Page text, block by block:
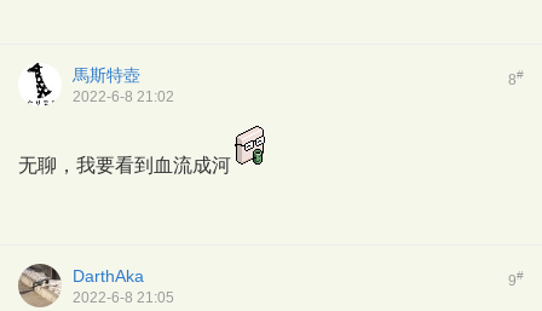
8#
馬斯特壺
2022-6-8 21:02
无聊，我要看到血流成河
9#
DarthAka
2022-6-8 21:05